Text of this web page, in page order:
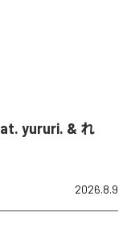
yururi. & れ
2026.8.9